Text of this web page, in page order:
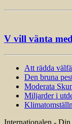
V vill vänta
Att rädda
Den bruna
Moderata
Miljarder i
Internationalen - Din